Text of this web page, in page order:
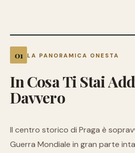
LA PANORAMICA ONESTA
InCosaTi Stai
Davvero
Il centro storico di Praga è
Guerra Mondiale in gran parte